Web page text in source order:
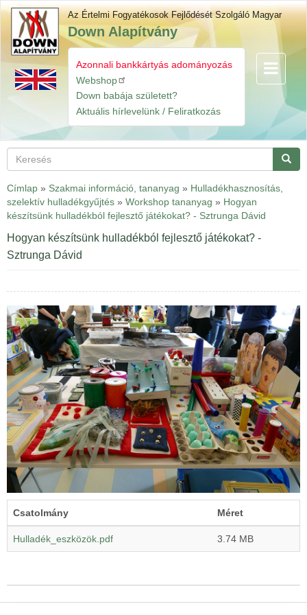
Ugrás
tartalomra
Az Értelmi Fogyatékosok Fejlődését Szolgáló Magyar
Down Alapítvány
Gyorslinkek
Azonnali bankkártyás adományozás
Webshop
Down babája született?
Aktuális hírlevelünk / Feliratkozás
Navigáció
Keresés
Címlap » Szakmai információ, tananyag » Hulladékhasznosítás,
szelektív hulladékgyűjtés » Workshop tananyag » Hogyan
készítsünk hulladékból fejlesztő játékokat? - Sztrunga Dávid
Hogyan készítsünk hulladékból fejlesztő játékokat? -
Sztrunga Dávid
Csatolmány Méret
Hulladék_eszközök.pdf 3.74 MB